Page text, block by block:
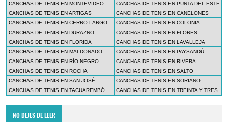
CANCHAS DE TENIS EN MONTEVIDEO
CANCHAS DE TENIS EN PUNTA DEL ESTE
CANCHAS DE TENIS EN ARTIGAS
CANCHAS DE TENIS EN CANELONES
CANCHAS DE TENIS EN CERRO LARGO
CANCHAS DE TENIS EN COLONIA
CANCHAS DE TENIS EN DURAZNO
CANCHAS DE TENIS EN FLORES
CANCHAS DE TENIS EN FLORIDA
CANCHAS DE TENIS EN LAVALLEJA
CANCHAS DE TENIS EN MALDONADO
CANCHAS DE TENIS EN PAYSANDÚ
CANCHAS DE TENIS EN RÍO NEGRO
CANCHAS DE TENIS EN RIVERA
CANCHAS DE TENIS EN ROCHA
CANCHAS DE TENIS EN SALTO
CANCHAS DE TENIS EN SAN JOSÉ
CANCHAS DE TENIS EN SORIANO
CANCHAS DE TENIS EN TACUAREMBÓ
CANCHAS DE TENIS EN TREINTA Y TRES
NO DEJES DE LEER